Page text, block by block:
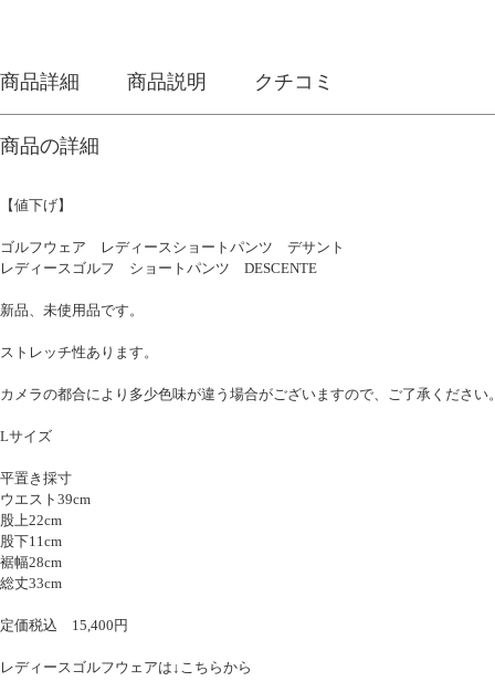
商品詳細 商品説明 クチコミ
商品の詳細
【値下げ】
ゴルフウェア レディースショートパンツ デサント
レディースゴルフ ショートパンツ DESCENTE
新品、未使用品です。
ストレッチ性あります。
カメラの都合により多少色味が違う場合がございますので、ご了承ください
Lサイズ
平置き採寸
ウエスト39cm
股上22cm
股下11cm
裾幅28cm
総丈33cm
定価税込 15,400円
レディースゴルフウェアは↓こちらから